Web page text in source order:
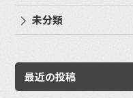
未分類
最近の投稿